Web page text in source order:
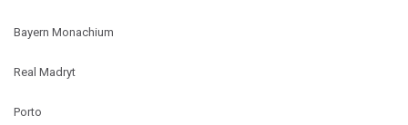
Bayern Monachium
Real Madryt
Porto